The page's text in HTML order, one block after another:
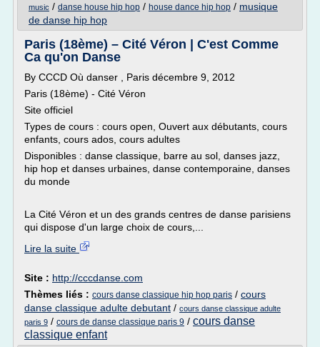
music / danse house hip hop / house dance hip hop / musique
de danse hip hop
Paris (18ème) – Cité Véron | C'est Comme
Ca qu'on Danse
By CCCD Où danser , Paris décembre 9, 2012
Paris (18ème) - Cité Véron
Site officiel
Types de cours : cours open, Ouvert aux débutants, cours
enfants, cours ados, cours adultes
Disponibles : danse classique, barre au sol, danses jazz,
hip hop et danses urbaines, danse contemporaine, danses
du monde
La Cité Véron et un des grands centres de danse parisiens
qui dispose d'un large choix de cours,...
Lire la suite
Site : http://cccdanse.com
Thèmes liés : cours danse classique hip hop paris / cours
danse classique adulte debutant / cours danse classique adulte
paris 9 / cours de danse classique paris 9 / cours danse
classique enfant